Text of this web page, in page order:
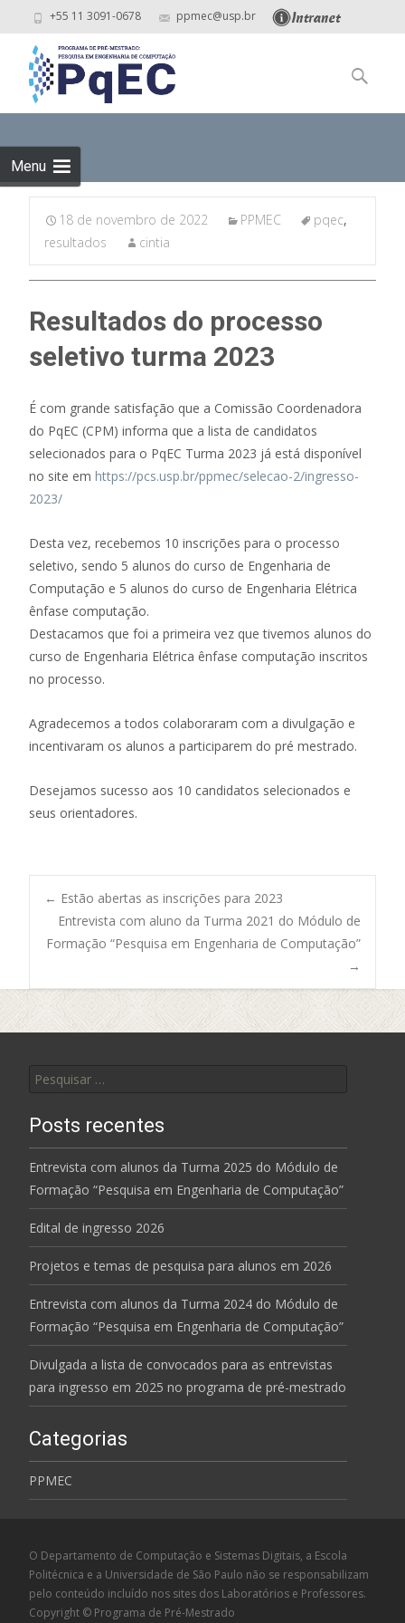
+55 11 3091-0678 ppmec@usp.br
Menu
to
content
Pesquisar
por:
18 de novembro de 2022 PPMEC pqec,
resultados
cintia
Resultados do processo
seletivo turma 2023
É com grande satisfação que a Comissão Coordenadora
do PqEC (CPM) informa que a lista de candidatos
selecionados para o PqEC Turma 2023 já está disponível
no site em https://pcs.usp.br/ppmec/selecao-2/ingresso-
2023/
Desta vez, recebemos 10 inscrições para o processo
seletivo, sendo 5 alunos do curso de Engenharia de
Computação e 5 alunos do curso de Engenharia Elétrica
ênfase computação.
Destacamos que foi a primeira vez que tivemos alunos do
curso de Engenharia Elétrica ênfase computação inscritos
no processo.
Agradecemos a todos colaboraram com a divulgação e
incentivaram os alunos a participarem do pré mestrado.
Desejamos sucesso aos 10 candidatos selecionados e
seus orientadores.
Post
navigation
← Estão abertas as inscrições para 2023
Entrevista com aluno da Turma 2021 do Módulo de
Formação “Pesquisa em Engenharia de Computação”
→
por:
Posts recentes
Entrevista com alunos da Turma 2025 do Módulo de
Formação “Pesquisa em Engenharia de Computação”
Edital de ingresso 2026
Projetos e temas de pesquisa para alunos em 2026
Entrevista com alunos da Turma 2024 do Módulo de
Formação “Pesquisa em Engenharia de Computação”
Divulgada a lista de convocados para as entrevistas
para ingresso em 2025 no programa de pré-mestrado
Categorias
PPMEC
O Departamento de Computação e Sistemas Digitais, a Escola
Politécnica e a Universidade de São Paulo não se responsabilizam
pelo conteúdo incluído nos sites dos Laboratórios e Professores.
Copyright © Programa de Pré-Mestrado